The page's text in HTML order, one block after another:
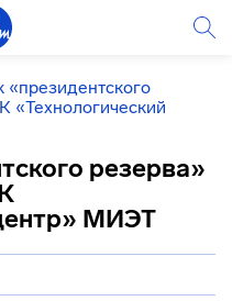
«президентского
«Технологический
резерва»
МИЭТ